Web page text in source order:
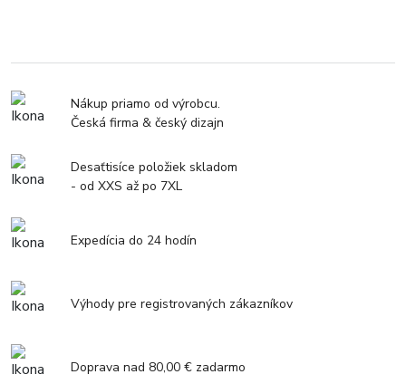
Nákup priamo od výrobcu.
Česká firma & český dizajn
Desaťtisíce položiek skladom
- od XXS až po 7XL
Expedícia do 24 hodín
Výhody pre registrovaných zákazníkov
Doprava nad 80,00 € zadarmo